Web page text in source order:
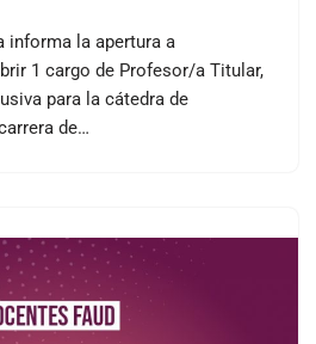
informa la apertura a
1 cargo de Profesor/a Titular,
para la cátedra de
de…